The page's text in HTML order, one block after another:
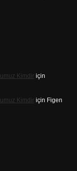
Kimdir için
Kimdir için Figen